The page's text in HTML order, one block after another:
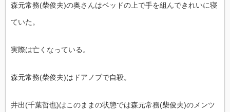
森元常務(柴俊夫)の奥さんはベッドの上で手を組んできれいに寝
ていた。
実際は亡くなっている。
森元常務(柴俊夫)はドアノブで自殺。
井出(千葉哲也)はこのままの状態では森元常務(柴俊夫)のメンツ